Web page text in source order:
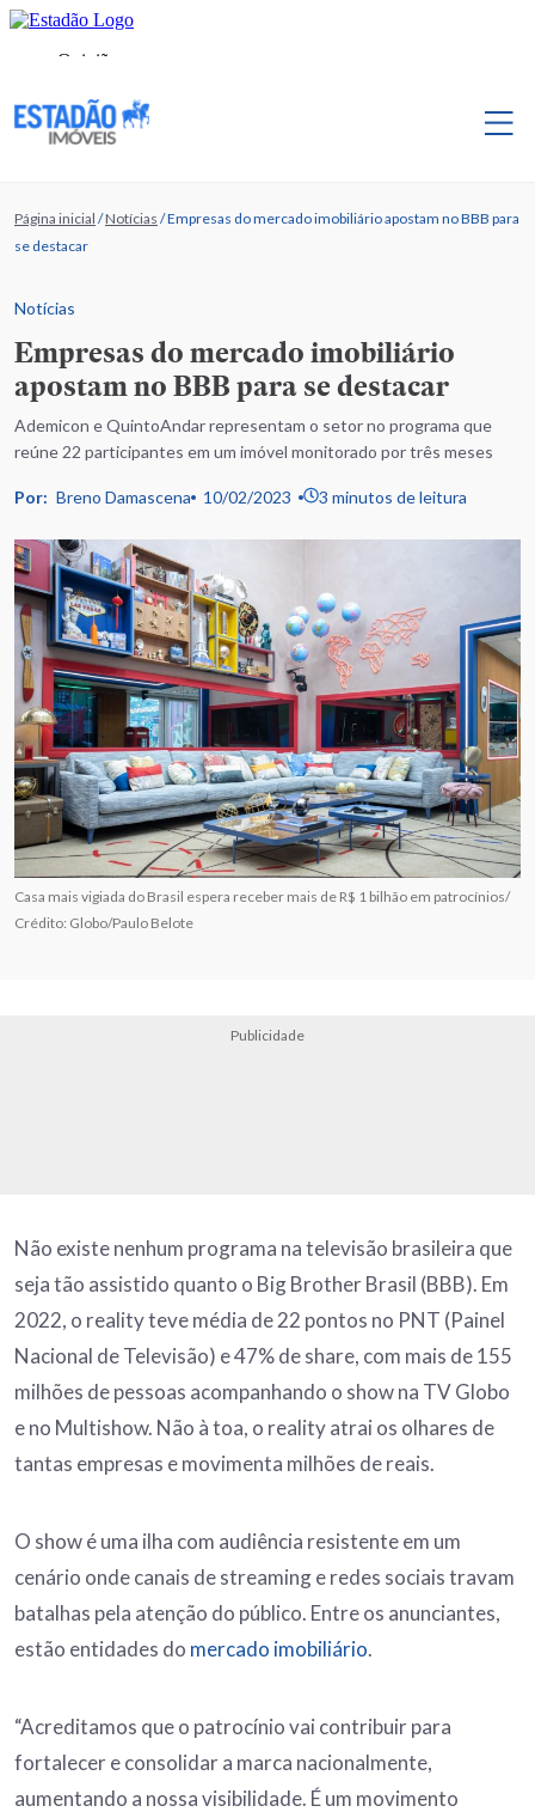
Página inicial /Notícias /Empresas do mercado imobiliário apostam no BBB para
se destacar
Notícias
Empresas do mercado imobiliário
apostam no BBB para se destacar
Ademicon e QuintoAndar representam o setor no programa que
reúne 22 participantes em um imóvel monitorado por três meses
Por: Breno Damascena 10/02/2023 3 minutos de leitura
Casa mais vigiada do Brasil espera receber mais de R$ 1 bilhão em patrocínios/
Crédito: Globo/Paulo Belote
Publicidade
Não existe nenhum programa na televisão brasileira que
seja tão assistido quanto o Big Brother Brasil (BBB). Em
2022, o reality teve média de 22 pontos no PNT (Painel
Nacional de Televisão) e 47% de share, com mais de 155
milhões de pessoas acompanhando o show na TV Globo
e no Multishow. Não à toa, o reality atrai os olhares de
tantas empresas e movimenta milhões de reais.
O show é uma ilha com audiência resistente em um
cenário onde canais de streaming e redes sociais travam
batalhas pela atenção do público. Entre os anunciantes,
estão entidades do mercado imobiliário.
“Acreditamos que o patrocínio vai contribuir para
fortalecer e consolidar a marca nacionalmente,
aumentando a nossa visibilidade. É um movimento